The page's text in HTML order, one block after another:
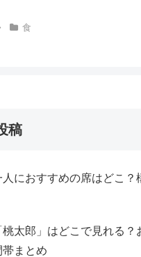
食
稿
人におすすめの席はどこ？
太郎」はどこで見れる？
帯まとめ